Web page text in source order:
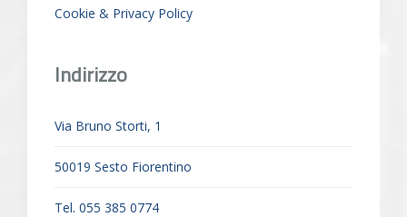
Cookie & Privacy Policy
Indirizzo
Via Bruno Storti, 1
50019 Sesto Fiorentino
Tel. 055 385 0774